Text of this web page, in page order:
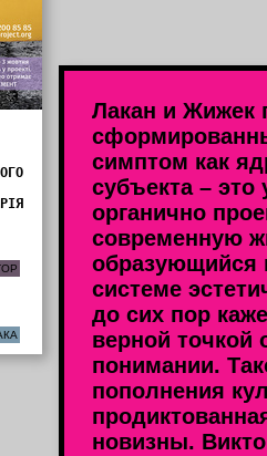
Лакан и Жижек
симптом как
субъекта – это
органично
современную
образующийся
системе
до сих пор
верной точкой
понимании.
пополнения
новизны.